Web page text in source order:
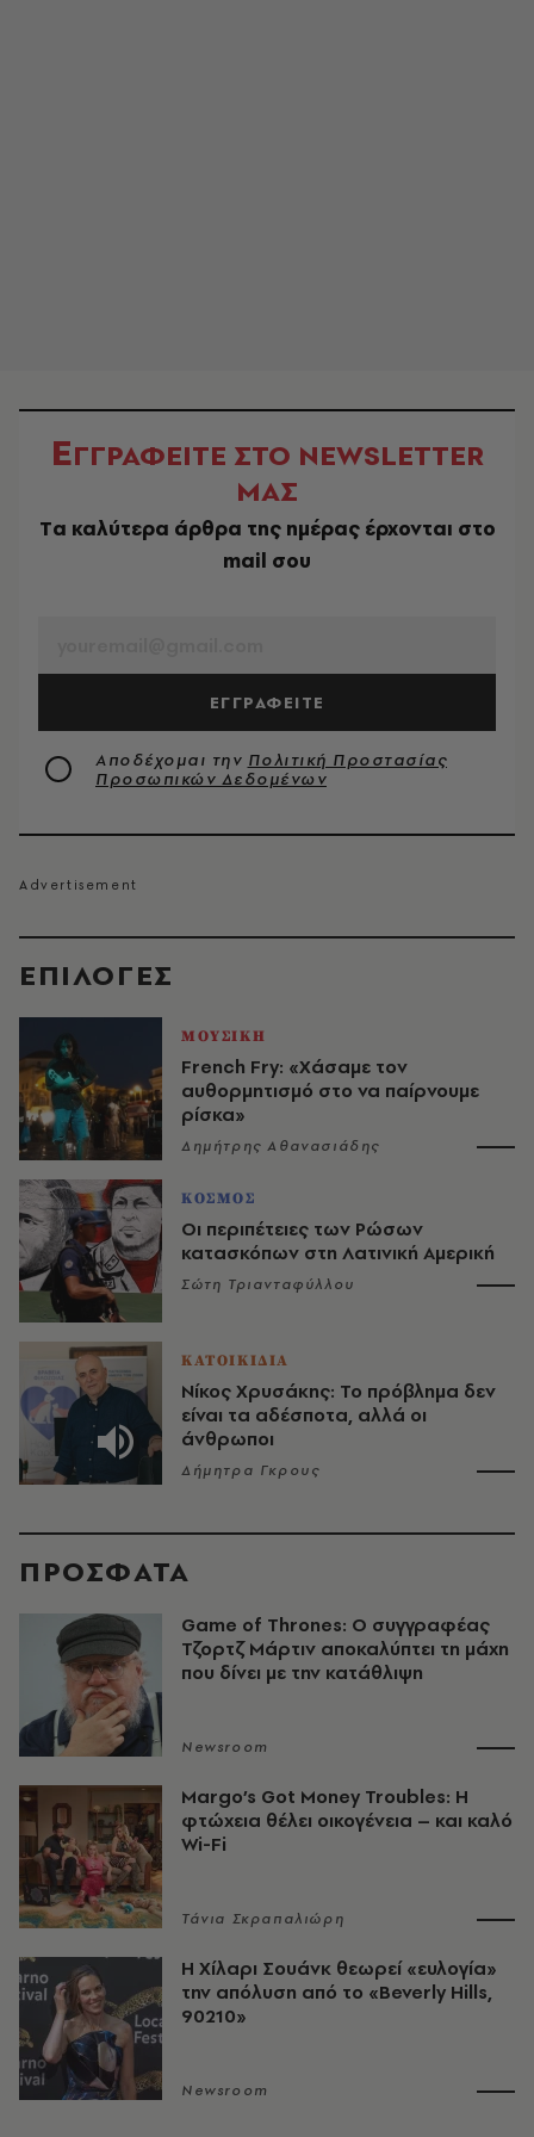
EΠΙΛΟΓΈΣ
ΜΟΥΣΙΚΗ
French Fry: «Χάσαμε τον
αυθορμητισμό στο να παίρνουμε
ρίσκα»
Δημήτρης Αθανασιάδης
ΚΟΣΜΟΣ
Οι περιπέτειες των Ρώσων
κατασκόπων στη Λατινική Αμερική
Σώτη Τριανταφύλλου
ΚΑΤΟΙΚΙΔΙΑ
Νίκος Χρυσάκης: Το πρόβλημα δεν
είναι τα αδέσποτα, αλλά οι
άνθρωποι
Δήμητρα Γκρους
ΕΓΓΡΑΦΕΙΤΕ ΣΤΟ NEWSLETTER
ΜΑΣ
Tα καλύτερα άρθρα της ημέρας έρχονται στο
mail σου
ΕΓΓΡΑΦΕΙΤΕ
Αποδέχομαι την Πολιτική Προστασίας
Προσωπικών Δεδομένων
ΠΡΟΣΦΑΤΑ
Game of Thrones: Ο συγγραφέας
Τζορτζ Μάρτιν αποκαλύπτει τη μάχη
που δίνει με την κατάθλιψη
Newsroom
Margo’s Got Money Troubles: H
φτώχεια θέλει οικογένεια – και καλό
Wi-Fi
Τάνια Σκραπαλιώρη
Η Χίλαρι Σουάνκ θεωρεί «ευλογία»
την απόλυση από το «Beverly Hills,
90210»
Newsroom